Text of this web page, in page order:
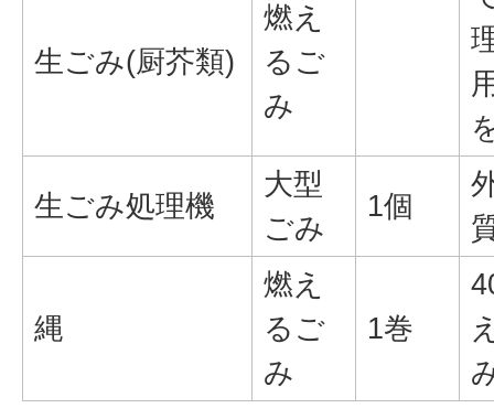
生ごみ(厨芥類)
燃え
るご
み
生ごみ処理機
大型
ごみ
1個
縄
燃え
るご
み
1巻